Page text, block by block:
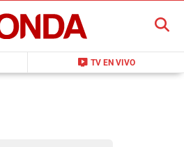
live_tv TV EN VIVO
BUSCAR